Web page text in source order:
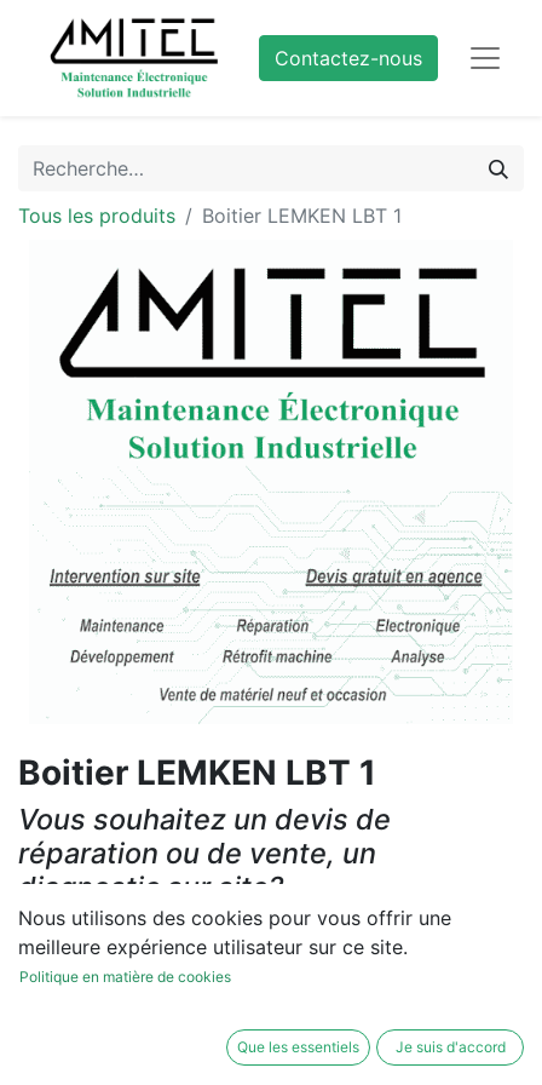
Contactez-nous
Tous les produits Boitier LEMKEN LBT 1
Boitier LEMKEN LBT 1
Vous souhaitez un devis de
réparation ou de vente, un
diagnostic sur site?
Contactez-nous
Les réparations et les ventes sont garanties
Nous utilisons des cookies pour vous offrir une
meilleure expérience utilisateur sur ce site.
Politique en matière de cookies
Que les essentiels Je suis d'accord